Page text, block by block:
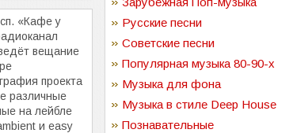
«Кафе у
вещание
проекта
различные
на лейбле
и easy
Русские песни
Советские песни
Популярная музыка 80-90-х
Музыка для фона
Музыка в стиле Deep House
Познавательные